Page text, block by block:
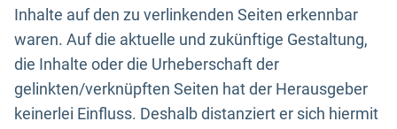
Inhalte auf den zu verlinkenden Seiten erkennbar
waren. Auf die aktuelle und zukünftige Gestaltung,
die Inhalte oder die Urheberschaft der
gelinkten/verknüpften Seiten hat der Herausgeber
keinerlei Einfluss. Deshalb distanziert er sich hiermit